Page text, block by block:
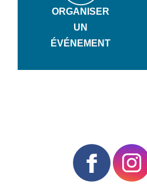
ORGANISER
UN
ÉVÉNEMENT